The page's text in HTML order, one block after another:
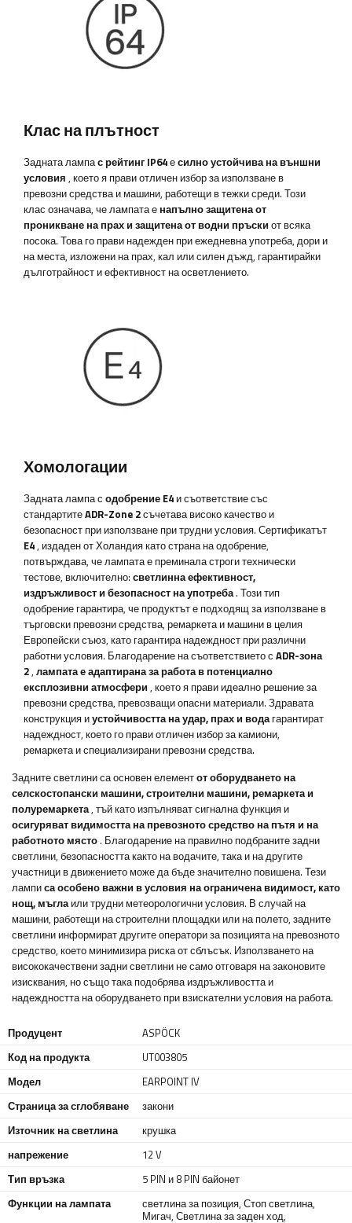
Клас на плътност
Задната лампас рейтинг IP64есилно устойчива на външни
условия , което я прави отличен избор за използване в
превозни средства и машини, работещи в тежки среди. Този
клас означава, че лампата е напълно защитена от
проникване на прах и защитена от водни пръски от всяка
посока. Това го прави надежден при ежедневна употреба, дори и
на места, изложени на прах, кал или силен дъжд, гарантирайки
дълготрайност и ефективност на осветлението.
Хомологации
Задната лампа с одобрение E4 и съответствие със
стандартитеADR-Zone 2съчетава високо качество и
безопасност при използване при трудни условия. Сертификатът
E4, издаден от Холандия като страна на одобрение,
потвърждава, че лампата е преминала строги технически
тестове, включително: светлинна ефективност,
издръжливост и безопасност на употреба. Този тип
одобрение гарантира, че продуктът е подходящ за използване в
търговски превозни средства, ремаркета и машини в целия
Европейски съюз, като гарантира надеждност при различни
работни условия. Благодарение на съответствието с ADR-зона
2, лампата е адаптирана за работа в потенциално
експлозивни атмосфери , което я прави идеално решение за
превозни средства, превозващи опасни материали. Здравата
конструкция иустойчивостта на удар, прах и водагарантират
надеждност, което го прави отличен избор за камиони,
ремаркета и специализирани превозни средства.
Задните светлини са основен елементот оборудването на
селскостопански машини, строителни машини, ремаркета и
полуремаркета, тъй като изпълняват сигнална функция и
осигуряват видимостта на превозното средство на пътя и на
работното място . Благодарение на правилно подбраните задни
светлини, безопасността както на водачите, така и на другите
участници в движението може да бъде значително повишена. Тези
ламписа особено важни в условия на ограничена видимост, като
нощ, мъглаили трудни метеорологични условия. В случай на
машини, работещи на строителни площадки или на полето, задните
светлини информират другите оператори за позицията на превозното
средство, което минимизира риска от сблъсък. Използването на
висококачествени задни светлини не само отговаря на законовите
изисквания, но също така подобрява издръжливостта и
надеждността на оборудването при взискателни условия на работа.
Продуцент
ASPÖCK
Код на продукта
UT003805
Модел
EARPOINT IV
Страница за сглобяване
закони
Източник на светлина
крушка
напрежение
12 V
Тип връзка
5 PIN и 8 PIN байонет
Функции на лампата
светлина за позиция,Стоп светлина,
Мигач,Светлина за заден ход,